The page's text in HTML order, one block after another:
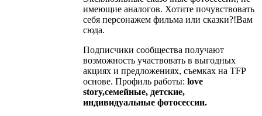
имеющие аналогов. Хотите почувствовать
себя персонажем фильма или сказки?!Вам
сюда.
Подписчики сообщества получают
возможность участвовать в выгодных
акциях и предложениях, съемках на TFP
основе. Профиль работы: love
story,семейные, детские,
индивидуальные фотосессии.